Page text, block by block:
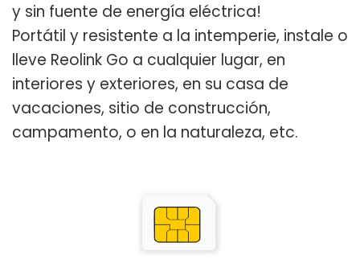
y sin fuente de energía eléctrica!
Portátil y resistente a la intemperie, instale o
lleve Reolink Go a cualquier lugar, en
interiores y exteriores, en su casa de
vacaciones, sitio de construcción,
campamento, o en la naturaleza, etc.